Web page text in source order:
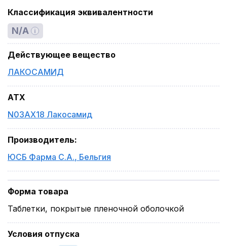
Классификация эквивалентности
N/A
Действующее вещество
ЛАКОСАМИД
ATX
N03AX18 Лакосамид
Производитель:
ЮСБ Фарма С.А., Бельгия
Форма товара
Таблетки, покрытые пленочной оболочкой
Условия отпуска